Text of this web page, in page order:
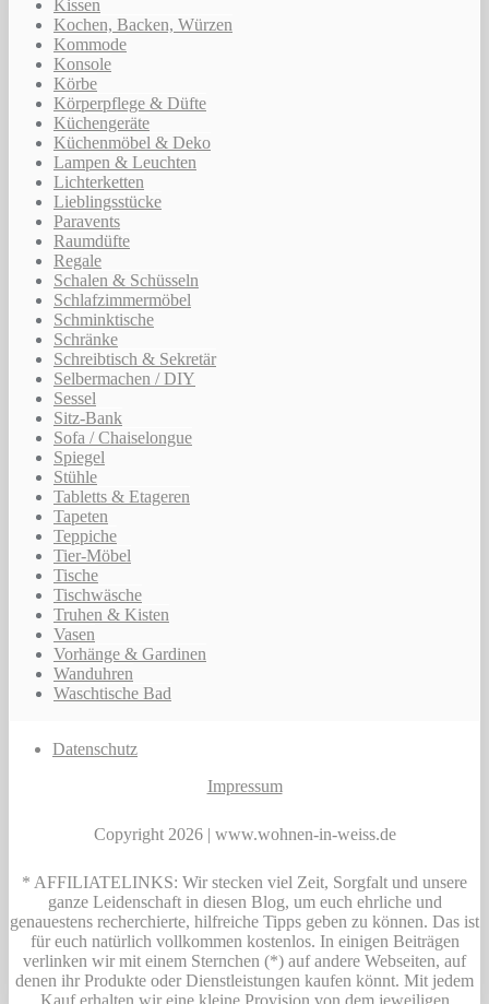
Kissen
Kochen, Backen, Würzen
Kommode
Konsole
Körbe
Körperpflege & Düfte
Küchengeräte
Küchenmöbel & Deko
Lampen & Leuchten
Lichterketten
Lieblingsstücke
Paravents
Raumdüfte
Regale
Schalen & Schüsseln
Schlafzimmermöbel
Schminktische
Schränke
Schreibtisch & Sekretär
Selbermachen / DIY
Sessel
Sitz-Bank
Sofa / Chaiselongue
Spiegel
Stühle
Tabletts & Etageren
Tapeten
Teppiche
Tier-Möbel
Tische
Tischwäsche
Truhen & Kisten
Vasen
Vorhänge & Gardinen
Wanduhren
Waschtische Bad
Datenschutz
Impressum
Copyright 2026 | www.wohnen-in-weiss.de
* AFFILIATELINKS: Wir stecken viel Zeit, Sorgfalt und unsere
ganze Leidenschaft in diesen Blog, um euch ehrliche und
genauestens recherchierte, hilfreiche Tipps geben zu können. Das ist
für euch natürlich vollkommen kostenlos. In einigen Beiträgen
verlinken wir mit einem Sternchen (*) auf andere Webseiten, auf
denen ihr Produkte oder Dienstleistungen kaufen könnt. Mit jedem
Kauf erhalten wir eine kleine Provision von dem jeweiligen